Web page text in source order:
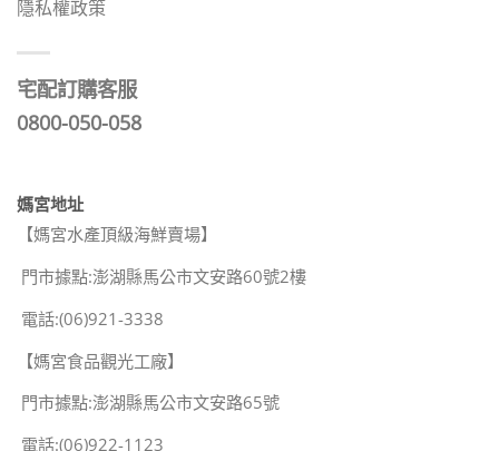
隱私權政策
宅配訂購客服
0800-050-058
媽宮地址
【媽宮水產頂級海鮮賣場】
門市據點:澎湖縣馬公市文安路60號2樓
電話:(06)921-3338
【媽宮食品觀光工廠】
門市據點:澎湖縣馬公市文安路65號
電話:(06)922-1123